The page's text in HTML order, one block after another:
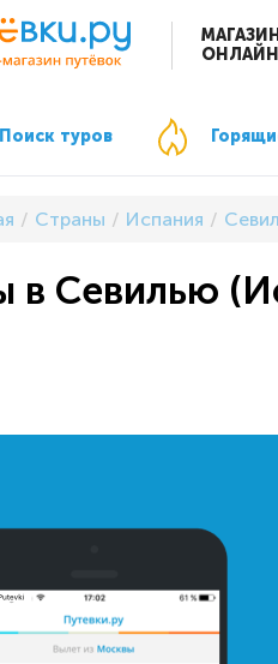
МАГАЗИН
Поиск туров
Страны Испания
в Севилью